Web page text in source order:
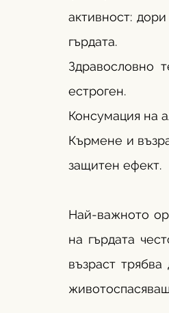
активност:
гърдата.
Здравословно
естроген.
Консумация на
Кърмене и
защитен ефект.
Най-важното
на гърдата
възраст